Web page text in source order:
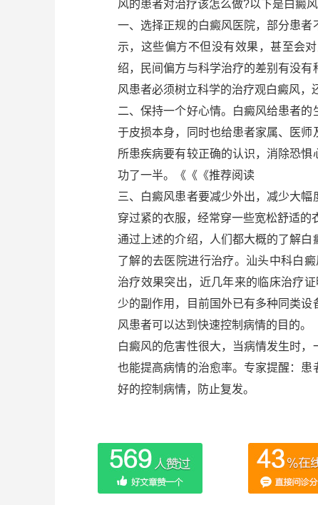
风的患者对治疗该怎么做?以下是白癜
一、选择正规的白癜风医院，部分患
示，这些偏方不但没有效果，甚至会
绍，民间偏方与科学治疗的差别有没
风患者必须树立科学的治疗观白癜风，
二、保持一个好心情。白癜风给患者
于皮损本身，同时也给患者家属、医
所患疾病要有较正确的认识，消除恐
功了一半。《《《推荐阅读
三、白癜风患者要减少外出，减少大
穿过紧的衣服，经常穿一些宽松舒适的
通过上述的介绍，人们都大概的了解
了解的去医院进行治疗。汕头中科白
治疗效果突出，近几年来的临床治疗
少的副作用，目前国外已有多种同类
风患者可以达到快速控制病情的目的。
白癜风的危害性很大，当病情发生时，
也能提高病情的治愈率。专家提醒：
好的控制病情，防止复发。